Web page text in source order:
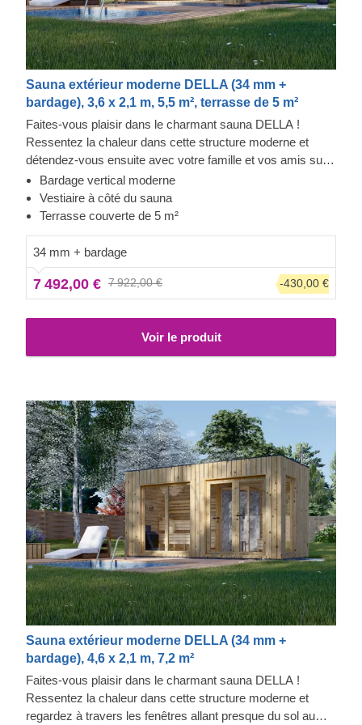
Sauna extérieur moderne DELLA (34 mm +
bardage), 3,6 x 2,1 m, 5,5 m², terrasse de 5 m²
Faites-vous plaisir dans le charmant sauna DELLA !
Ressentez la chaleur dans cette structure moderne et
détendez-vous ensuite avec votre famille et vos amis sur
la terrasse couverte. Le bardage ajoute une autre couche,
qui contribue à la solidité et à l'isolation de la construction,
tout en créant un aspect élégant et propre. Le haut plafond
asseoir sur le banc et vous changer avant d'entrer dans la
chaleur.
Bardage vertical moderne
Vestiaire à côté du sauna
Terrasse couverte de 5 m²
34 mm + bardage
7 492,00 € 7 922,00 € -430,00 €
Voir le produit
Sauna extérieur moderne DELLA (34 mm +
bardage), 4,6 x 2,1 m, 7,2 m²
Faites-vous plaisir dans le charmant sauna DELLA !
Ressentez la chaleur dans cette structure moderne et
regardez à travers les fenêtres allant presque du sol au